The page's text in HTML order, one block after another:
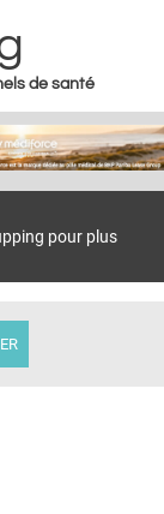
de santé
pour plus